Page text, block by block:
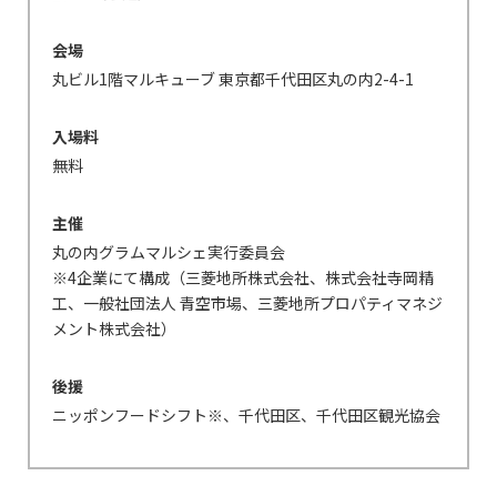
会場
丸ビル1階マルキューブ東京都千代田区丸の内2-4-1
入場料
無料
主催
丸の内グラムマルシェ実行委員会
※4企業にて構成（三菱地所株式会社、株式会社寺岡精
工、一般社団法人 青空市場、三菱地所プロパティマネジ
メント株式会社）
後援
ニッポンフードシフト※、千代田区、千代田区観光協会